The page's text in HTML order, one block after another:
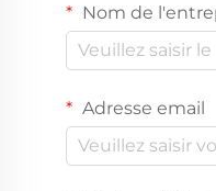
Nom de
Adresse email